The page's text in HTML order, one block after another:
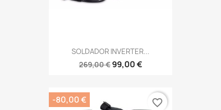
SOLDADOR INVERTER...
269,00 € 99,00 €
-80,00 € favorite_border